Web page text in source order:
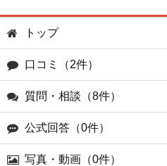
トップ
口コミ（2件）
質問・相談（8件）
公式回答（0件）
写真・動画（0件）